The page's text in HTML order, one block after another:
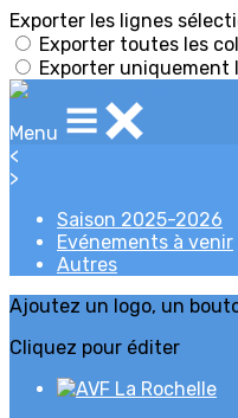
Exporter les lignes
Exporter toutes les
Exporter uniquement
Menu
<
>
Saison 2025-2026
Evénements à venir
Autres
Ajoutez un logo, un
Cliquez pour éditer